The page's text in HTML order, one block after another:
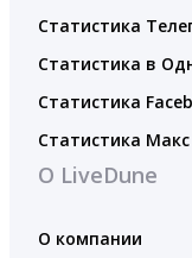
Статистика
Статистика в
Статистика
Статистика Макс
О LiveDune
О компании